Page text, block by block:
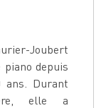
Joubert
piano depuis
ans. Durant
elle a